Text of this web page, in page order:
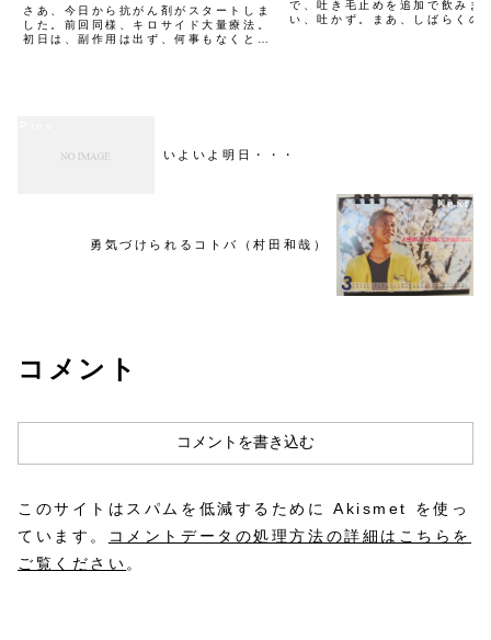
さあ、今日から抗がん剤がスタートしま
した。前回同様、キロサイド大量療法。
初日は、副作用は出ず、何事もなくとい
で、吐き毛止めを追加で飲みま
い、吐かず。まあ、しばらくの
いよいよ明日・・・
勇気づけられるコトバ（村田和哉）
コメント
コメントを書き込む
このサイトはスパムを低減するために Akismet を使っ
ています。
コメントデータの処理方法の詳細はこちらを
ご覧ください 。